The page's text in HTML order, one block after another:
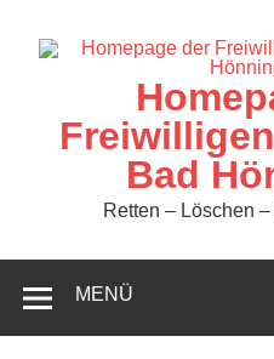
springen
Bad
Retten – Löschen
MENÜ